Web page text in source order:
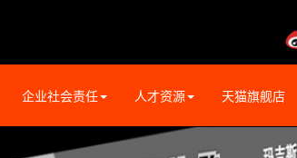
企业社会责任 人才资源 天猫旗舰店